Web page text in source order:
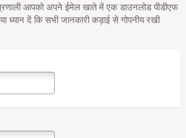
आपको अपने ईमेल खाते में एक डाउनलोड पीडीएफ
ध्यान दें कि सभी जानकारी कड़ाई से गोपनीय रखी